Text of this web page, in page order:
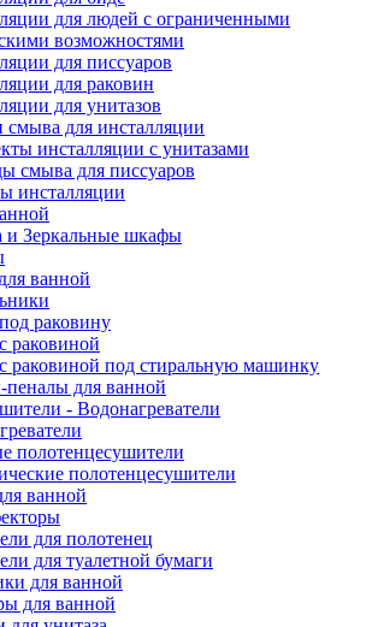
для людей с ограниченными
возможностями
для писсуаров
для раковин
для унитазов
для инсталляции
инсталляции с унитазами
смыва для писсуаров
инсталляции
и Зеркальные шкафы
ванной
раковину
раковиной
раковиной под стиральную машинку
для ванной
- Водонагреватели
полотенцесушители
полотенцесушители
ванной
для полотенец
для туалетной бумаги
для ванной
для ванной